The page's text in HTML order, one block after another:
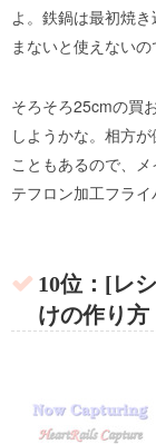
よ。鉄鍋は最初焼
まないと使えない
そろそろ25cmの買
しようかな。相方
こともあるので、
テフロン加工フライ
10位：[レ
けの作り方